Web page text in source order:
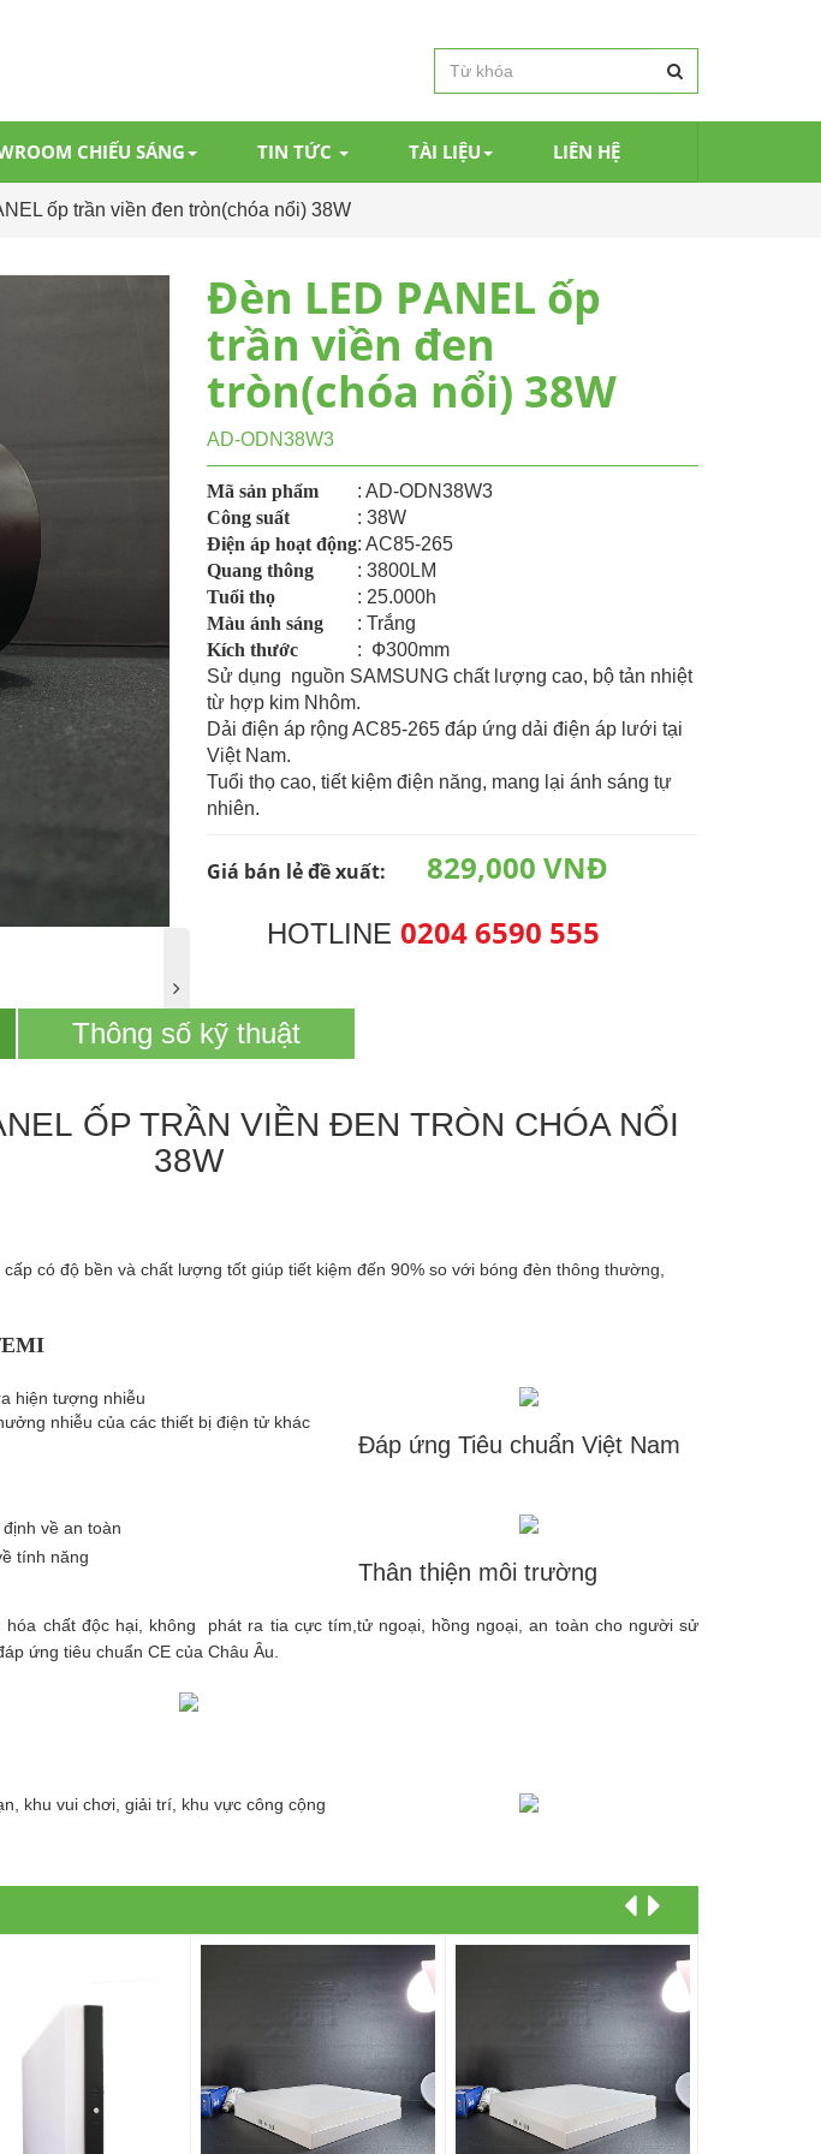
CHIẾU SÁNG TIN TỨC TÀI LIỆU LIÊN HỆ
ốp trần viền đen tròn(chóa nổi) 38W
Đèn LED PANEL ốp
trần viền đen
tròn(chóa nổi) 38W
AD-ODN38W3
Mã sản phẩm
: AD-ODN38W3
Công suất
: 38W
Điện áp hoạt động: AC85-265
Quang thông
: 3800LM
Tuổi thọ
: 25.000h
Màu ánh sáng
: Trắng
Kích thước
: Ф300mm
Sử dụng nguồn SAMSUNG chất lượng cao, bộ tản nhiệt
từ hợp kim Nhôm.
Dải điện áp rộng AC85-265 đáp ứng dải điện áp lưới tại
Việt Nam.
Tuổi thọ cao, tiết kiệm điện năng, mang lại ánh sáng tự
nhiên.
Giá bán lẻ đề xuất: 829,000 VNĐ
HOTLINE0204 6590 555
Thông số kỹ thuật
ỐP TRẦN VIỀN ĐENTRÒN CHÓA NỔI
38W
có độ bền và chất lượng tốt giúp tiết kiệm đến 90% so với bóng đèn thông thường,
hiện tượng nhiễu
nhiễu của các thiết bị điện tử khác
Đáp ứng Tiêu chuẩn Việt Nam
về an toàn
tính năng
Thân thiện môi trường
hóa chất độc hại, không phát ra tia cực tím,tử ngoại, hồng ngoại, an toàn cho người sử
ứng tiêu chuẩn CE của Châu Âu.
khu vui chơi, giải trí, khu vực công cộng